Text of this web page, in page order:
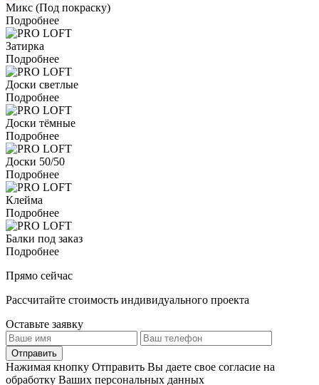
Микс (Под покраску)
Подробнее
Затирка
Подробнее
Доски светлые
Подробнее
Доски тёмные
Подробнее
Доски 50/50
Подробнее
Клейма
Подробнее
Балки под заказ
Подробнее
Прямо сейчас
Рассчитайте стоимость индивидуального проекта
Оставьте заявку
Отправить
Нажимая кнопку Отправить Вы даете свое согласие на
обработку Ваших персональных данных